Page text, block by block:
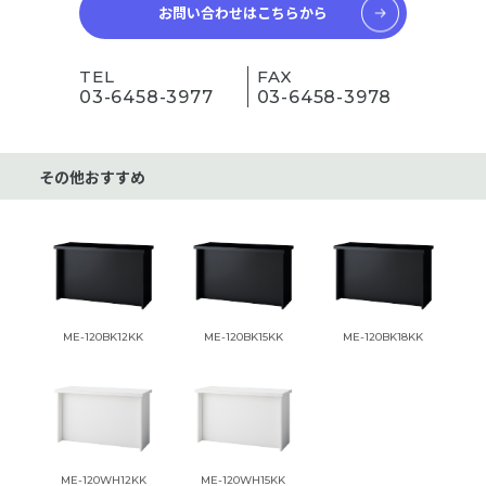
お問い合わせはこちらから
TEL
03-6458-3977
FAX
03-6458-3978
その他おすすめ
ME-120BK12KK ME-120BK15KK ME-120BK18KK
ME-120WH12KK ME-120WH15KK